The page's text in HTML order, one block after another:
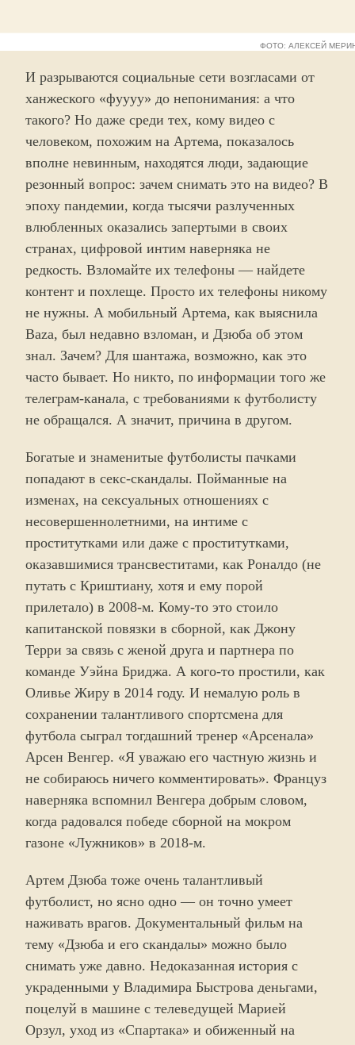
ФОТО: АЛЕКСЕЙ
И разрываются социальные сети возгласами от
ханжеского «фуууу» до непонимания: а что
такого? Но даже среди тех, кому видео с
человеком, похожим на Артема, показалось
вполне невинным, находятся люди, задающие
резонный вопрос: зачем снимать это на видео? В
эпоху пандемии, когда тысячи разлученных
влюбленных оказались запертыми в своих
странах, цифровой интим наверняка не
редкость. Взломайте их телефоны — найдете
контент и похлеще. Просто их телефоны никому
не нужны. А мобильный Артема, как выяснила
Baza, был недавно взломан, и Дзюба об этом
знал. Зачем? Для шантажа, возможно, как это
часто бывает. Но никто, по информации того же
телеграм-канала, с требованиями к футболисту
не обращался. А значит, причина в другом.
Богатые и знаменитые футболисты пачками
попадают в секс-скандалы. Пойманные на
изменах, на сексуальных отношениях с
несовершеннолетними, на интиме с
проститутками или даже с проститутками,
оказавшимися трансвеститами, как Роналдо (не
путать с Криштиану, хотя и ему порой
прилетало) в 2008-м. Кому-то это стоило
капитанской повязки в сборной, как Джону
Терри за связь с женой друга и партнера по
команде Уэйна Бриджа. А кого-то простили, как
Оливье Жиру в 2014 году. И немалую роль в
сохранении талантливого спортсмена для
футбола сыграл тогдашний тренер «Арсенала»
Арсен Венгер. «Я уважаю его частную жизнь и
не собираюсь ничего комментировать». Француз
наверняка вспомнил Венгера добрым словом,
когда радовался победе сборной на мокром
газоне «Лужников» в 2018-м.
Артем Дзюба тоже очень талантливый
футболист, но ясно одно — он точно умеет
наживать врагов. Документальный фильм на
тему «Дзюба и его скандалы» можно было
снимать уже давно. Недоказанная история с
украденными у Владимира Быстрова деньгами,
поцелуй в машине с телеведущей Марией
Орзул, уход из «Спартака» и обиженный на